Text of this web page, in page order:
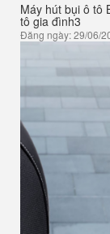
Máy hút bụi ô tô
tô gia đình3
Đăng ngày: 29/06/